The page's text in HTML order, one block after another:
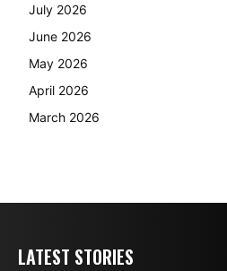
July 2026
June 2026
May 2026
April 2026
March 2026
LATEST STORIES